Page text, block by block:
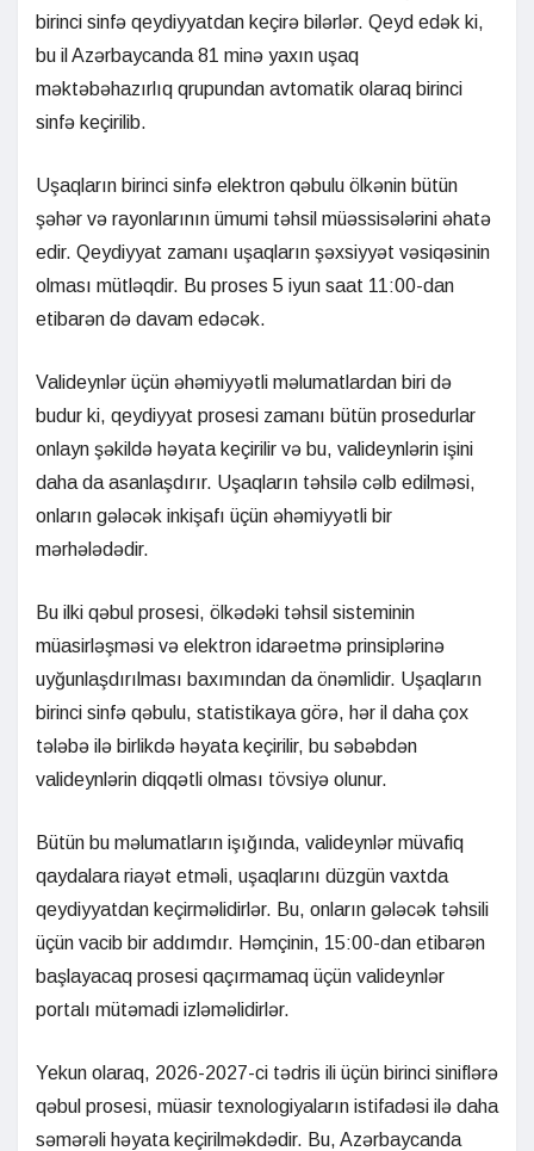
birinci sinfə qeydiyyatdan keçirə bilərlər. Qeyd edək ki,
bu il Azərbaycanda 81 minə yaxın uşaq
məktəbəhazırlıq qrupundan avtomatik olaraq birinci
sinfə keçirilib.
Uşaqların birinci sinfə elektron qəbulu ölkənin bütün
şəhər və rayonlarının ümumi təhsil müəssisələrini əhatə
edir. Qeydiyyat zamanı uşaqların şəxsiyyət vəsiqəsinin
olması mütləqdir. Bu proses 5 iyun saat 11:00-dan
etibarən də davam edəcək.
Valideynlər üçün əhəmiyyətli məlumatlardan biri də
budur ki, qeydiyyat prosesi zamanı bütün prosedurlar
onlayn şəkildə həyata keçirilir və bu, valideynlərin işini
daha da asanlaşdırır. Uşaqların təhsilə cəlb edilməsi,
onların gələcək inkişafı üçün əhəmiyyətli bir
mərhələdədir.
Bu ilki qəbul prosesi, ölkədəki təhsil sisteminin
müasirləşməsi və elektron idarəetmə prinsiplərinə
uyğunlaşdırılması baxımından da önəmlidir. Uşaqların
birinci sinfə qəbulu, statistikaya görə, hər il daha çox
tələbə ilə birlikdə həyata keçirilir, bu səbəbdən
valideynlərin diqqətli olması tövsiyə olunur.
Bütün bu məlumatların işığında, valideynlər müvafiq
qaydalara riayət etməli, uşaqlarını düzgün vaxtda
qeydiyyatdan keçirməlidirlər. Bu, onların gələcək təhsili
üçün vacib bir addımdır. Həmçinin, 15:00-dan etibarən
başlayacaq prosesi qaçırmamaq üçün valideynlər
portalı mütəmadi izləməlidirlər.
Yekun olaraq, 2026-2027-ci tədris ili üçün birinci siniflərə
qəbul prosesi, müasir texnologiyaların istifadəsi ilə daha
səmərəli həyata keçirilməkdədir. Bu, Azərbaycanda